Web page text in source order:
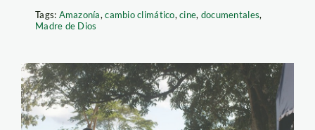
Tags: Amazonía,cambio climático,cine, documentales,
Madre de Dios
SONY DSC